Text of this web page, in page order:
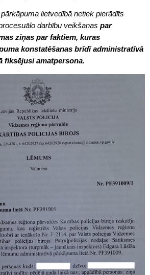
lietvedībā netiek pierādīts
darbību veikšanas par
ziņas par faktiem, kuras
konstatēšanas brīdī administratīvā
fiksējusi amatpersona.